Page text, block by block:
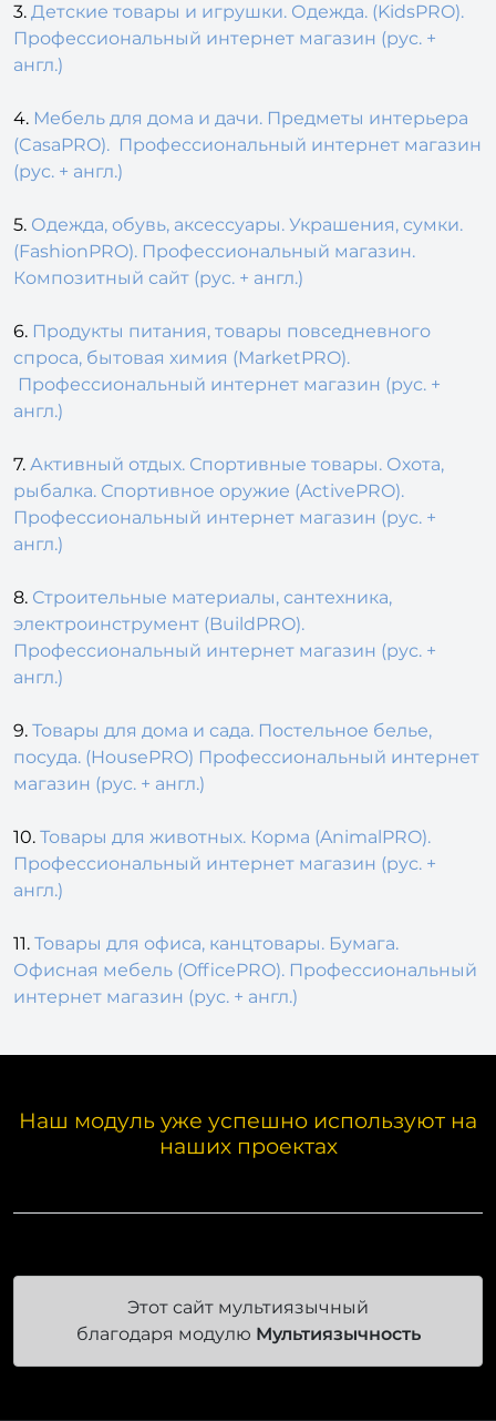
3. Детские товары и игрушки. Одежда. (KidsPRO).
Профессиональный интернет магазин (рус. +
англ.)
4. Мебель для дома и дачи. Предметы интерьера
(CasaPRO). Профессиональный интернет магазин
(рус. + англ.)
5. Одежда, обувь, аксессуары. Украшения, сумки.
(FashionPRO). Профессиональный магазин.
Композитный сайт (рус. + англ.)
6. Продукты питания, товары повседневного
спроса, бытовая химия (MarketPRO).
Профессиональный интернет магазин (рус. +
англ.)
7. Активный отдых. Спортивные товары. Охота,
рыбалка. Спортивное оружие (ActivePRO).
Профессиональный интернет магазин (рус. +
англ.)
8. Строительные материалы, сантехника,
электроинструмент (BuildPRO).
Профессиональный интернет магазин (рус. +
англ.)
9. Товары для дома и сада. Постельное белье,
посуда. (HousePRO) Профессиональный интернет
магазин (рус. + англ.)
10. Товары для животных. Корма (AnimalPRO).
Профессиональный интернет магазин (рус. +
англ.)
11. Товары для офиса, канцтовары. Бумага.
Офисная мебель (OfficePRO). Профессиональный
интернет магазин (рус. + англ.)
Наш модуль уже успешно используют на
наших проектах
Этот сайт мультиязычный
благодаря модулю Мультиязычность